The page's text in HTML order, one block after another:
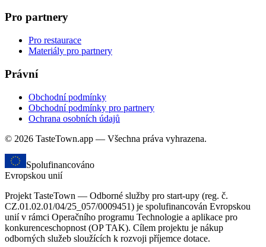
Pro partnery
Pro restaurace
Materiály pro partnery
Právní
Obchodní podmínky
Obchodní podmínky pro partnery
Ochrana osobních údajů
© 2026 TasteTown.app — Všechna práva vyhrazena.
Spolufinancováno
Evropskou unií
Projekt TasteTown — Odborné služby pro start-upy (reg. č.
CZ.01.02.01/04/25_057/0009451) je spolufinancován Evropskou
unií v rámci Operačního programu Technologie a aplikace pro
konkurenceschopnost (OP TAK). Cílem projektu je nákup
odborných služeb sloužících k rozvoji příjemce dotace.